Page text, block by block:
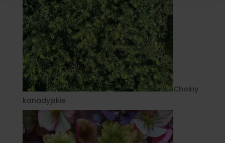
Choiny
kanadyjskie